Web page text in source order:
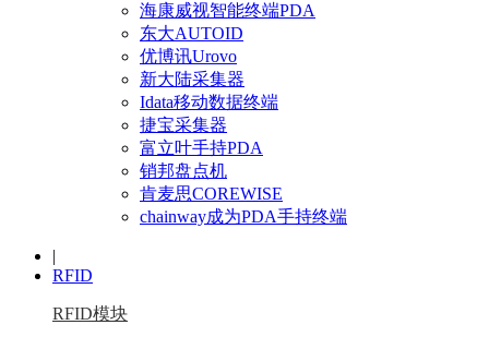
海康威视智能终端PDA
东大AUTOID
优博讯Urovo
新大陆采集器
Idata移动数据终端
捷宝采集器
富立叶手持PDA
销邦盘点机
肯麦思COREWISE
chainway成为PDA手持终端
|
RFID
RFID模块